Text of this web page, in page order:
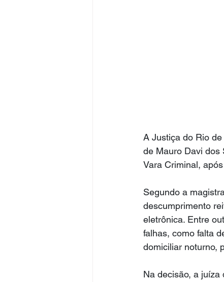
A Justiça do Rio
de Mauro Davi dos
Vara Criminal,
Segundo a
descumprimento
eletrônica. Entre
falhas, como falta
domiciliar noturno,
Na decisão, a juíza